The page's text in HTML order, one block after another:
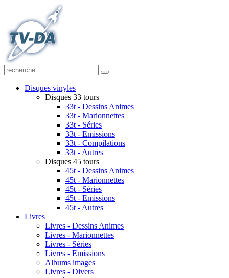
Disques vinyles
Disques 33 tours
33t - Dessins Animes
33t - Marionnettes
33t - Séries
33t - Emissions
33t - Compilations
33t - Autres
Disques 45 tours
45t - Dessins Animes
45t - Marionnettes
45t - Séries
45t - Emissions
45t - Autres
Livres
Livres - Dessins Animes
Livres - Marionnettes
Livres - Séries
Livres - Emissions
Albums images
Livres - Divers